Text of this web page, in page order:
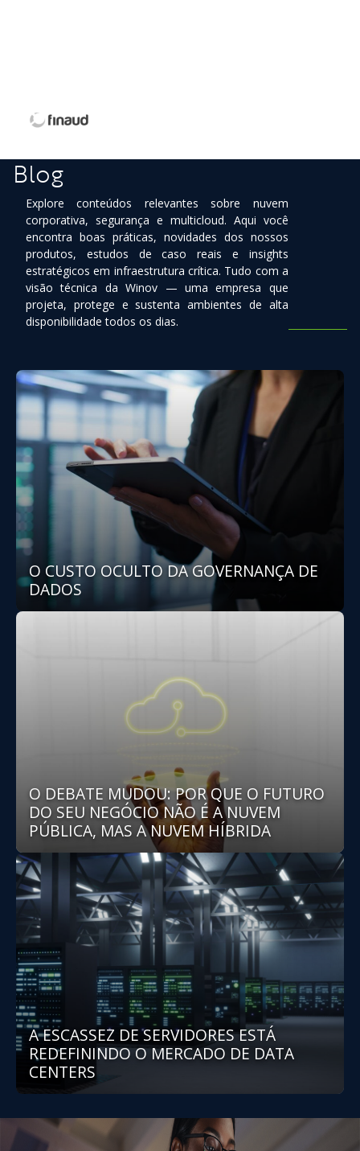
Blog
Explore conteúdos relevantes sobre nuvem
corporativa, segurança e multicloud. Aqui você
encontra boas práticas, novidades dos nossos
produtos, estudos de caso reais e insights
estratégicos em infraestrutura crítica. Tudo com a
visão técnica da Winov — uma empresa que
projeta, protege e sustenta ambientes de alta
disponibilidade todos os dias.
O CUSTO OCULTO DA GOVERNANÇA DE
DADOS
O DEBATE MUDOU: POR QUE O FUTURO
DO SEU NEGÓCIO NÃO É A NUVEM
PÚBLICA, MAS A NUVEM HÍBRIDA
A ESCASSEZ DE SERVIDORES ESTÁ
REDEFININDO O MERCADO DE DATA
CENTERS